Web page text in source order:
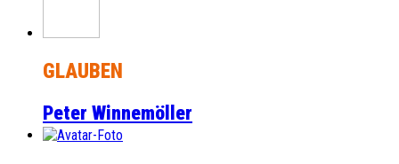
GLAUBEN
Peter Winnemöller